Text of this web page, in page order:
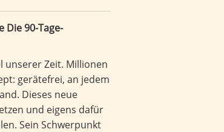
Die 90-Tage-
unserer Zeit. Millionen
gerätefrei, an jedem
Dieses neue
und eigens dafür
Sein Schwerpunkt